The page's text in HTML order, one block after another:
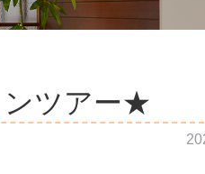
ンツアー★